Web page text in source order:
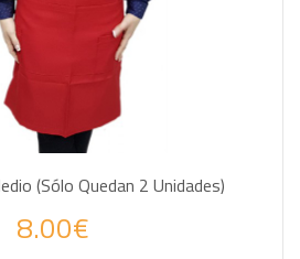
(Sólo Quedan 2 Unidades)
8.00€